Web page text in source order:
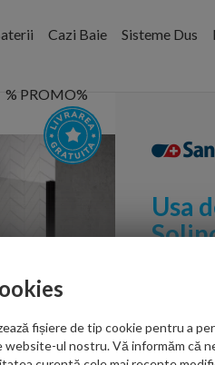
Cazi Baie Sisteme Dus
% PROMO%
Usa
PRP:
fișiere de tip cookie pentru a
website-ul nostru. Vă informăm că